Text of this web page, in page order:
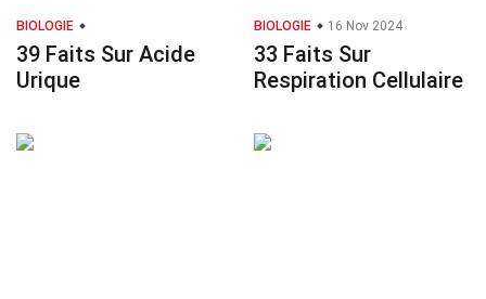
BIOLOGIE
39 Faits Sur Acide
Urique
BIOLOGIE 16 Nov 2024
33 Faits Sur
Respiration Cellulaire